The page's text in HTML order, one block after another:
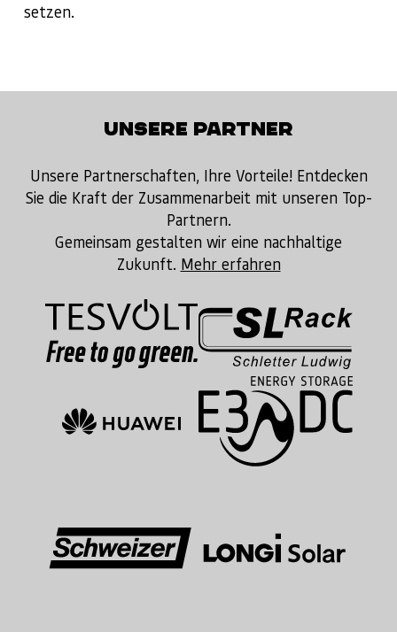
setzen.
UNSERE PARTNER
Unsere Partnerschaften, Ihre Vorteile! Entdecken
Sie die Kraft der Zusammenarbeit mit unseren Top-
Partnern.
Gemeinsam gestalten wir eine nachhaltige
Zukunft. Mehr erfahren